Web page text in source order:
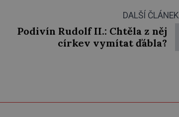
DALŠÍ ČLÁNEK
Podivín Rudolf II.: Chtěla z něj
církev vymítat ďábla?